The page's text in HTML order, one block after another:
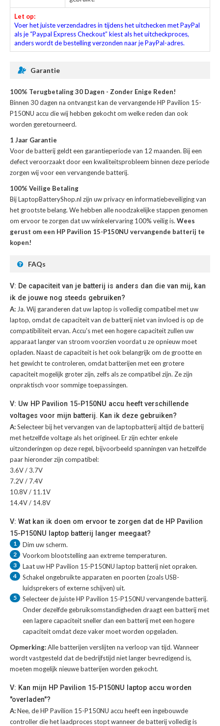
Let op:
Voer het juiste verzendadres in tijdens het uitchecken met PayPal
als je “Paypal Express Checkout” kiest als het uitcheckproces,
anders wordt de bestelling verzonden naar je PayPal-adres.
Garantie
100% Terugbetaling 30 Dagen - Zonder Enige Reden!
Binnen 30 dagen na ontvangst kan devervangende HP Pavilion 15-
P150NU accu die wij hebben gekocht om welke reden dan ook
worden geretourneerd.
1 Jaar Garantie
Voor debatterij geldt een garantieperiode van 12 maanden. Bij een
defect veroorzaakt door een kwaliteitsprobleem binnen deze periode
zorgen wij voor een vervangende batterij.
100% Veilige Betaling
Bij LaptopBatteryShop.nl zijn uw privacy en informatiebeveiliging van
het grootste belang. We hebben alle noodzakelijke stappen genomen
om ervoor te zorgen dat uw winkelervaring 100% veilig is. Wees
gerust om een HP Pavilion 15-P150NU vervangende batterij te
kopen!
FAQs
V: De capaciteit van je batterij is anders dan die van mij, kan
ik de jouwe nog steeds gebruiken?
A: Ja. Wij garanderen dat uw laptop is volledig compatibel met uw
laptop, omdat de capaciteit van de batterij niet van invloed is op de
compatibiliteit ervan. Accu's met een hogere capaciteit zullen uw
apparaat langer van stroom voorzien voordat u ze opnieuw moet
opladen. Naast de capaciteit is het ook belangrijk om de grootte en
het gewicht te controleren, omdat batterijen met een grotere
capaciteit mogelijk groter zijn, zelfs als ze compatibel zijn. Ze zijn
onpraktisch voor sommige toepassingen.
V: Uw HP Pavilion 15-P150NU accu heeft verschillende
voltages voor mijn batterij. Kan ik deze gebruiken?
A:Selecteer bij het vervangen van de laptopbatterij altijd de batterij
met hetzelfde voltage als het origineel. Er zijn echter enkele
uitzonderingen op deze regel, bijvoorbeeld spanningen van hetzelfde
paar hieronder zijn compatibel:
3.6V / 3.7V
7.2V / 7.4V
10.8V / 11.1V
14.4V / 14.8V
V: Wat kan ik doen om ervoor te zorgen dat de HP Pavilion
15-P150NU laptop batterij langer meegaat?
1 Dim uw scherm.
2 Voorkom blootstelling aan extreme temperaturen.
3 Laat uwHP Pavilion 15-P150NU laptop batterijniet opraken.
4
Schakel ongebruikte apparaten en poorten (zoals USB-
luidsprekers of externe schijven) uit.
5 Selecteer de juisteHP Pavilion 15-P150NU vervangende batterij.
Onder dezelfde gebruiksomstandigheden draagt een batterij met
een lagere capaciteit sneller dan een batterij met een hogere
capaciteit omdat deze vaker moet worden opgeladen.
Opmerking:Alle batterijen verslijten na verloop van tijd. Wanneer
wordt vastgesteld dat de bedrijfstijd niet langer bevredigend is,
moeten mogelijk nieuwe batterijen worden gekocht.
V: Kan mijn HP Pavilion 15-P150NU laptop accu worden
"overladen"?
A:Nee, de HP Pavilion 15-P150NU accu heeft een ingebouwde
controller die het laadproces stopt wanneer de batterij volledig is